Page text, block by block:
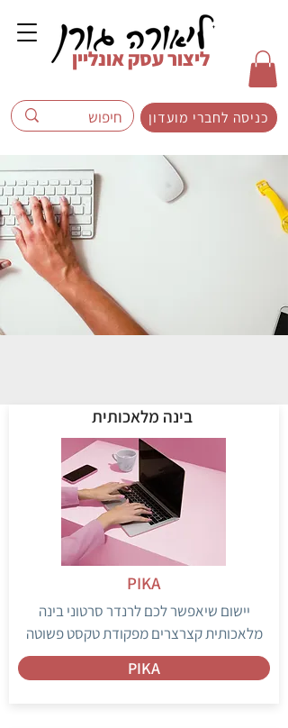
כניסה לחברי מועדון
ליצור עסק אונליין
בינה מלאכותית
יישום שיאפשר לכם לרנדר סרטוני בינה
מלאכותית קצרצרים מפקודת טקסט פשוטה
PIKA
PIKA